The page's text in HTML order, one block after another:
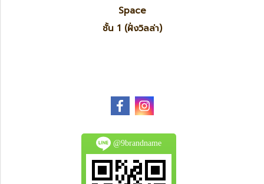
Space
ชั้น 1 (ฝั่งวิลล่า)
@9brandname